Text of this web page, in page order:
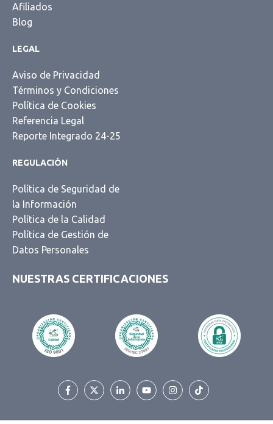
Afiliados
Blog
LEGAL
Aviso de Privacidad
Términos y Condiciones
Política de Cookies
Referencia Legal
Reporte Integrado 24-25
REGULACIÓN
Política de Seguridad de
la Información
Política de la Calidad
Política de Gestión de
Datos Personales
NUESTRAS CERTIFICACIONES
Llama a VENTAS
55 5351 3181